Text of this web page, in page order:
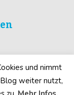
und nimmt
weiter nutzt,